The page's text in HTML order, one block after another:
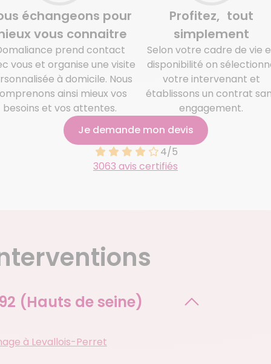
échangeons pour
vous connaitre
prend contact
vous et organise une visite
à domicile. Nous
ainsi mieux vos
besoins et vos attentes.
Profitez, tout
simplement
Selon votre cadre de vie
disponibilité on
votre intervenant et
établissons un contrat
engagement.
Je demande mon devis
4/5
3063 avis certifiés
92 (Hauts de seine)
à Levallois-Perret